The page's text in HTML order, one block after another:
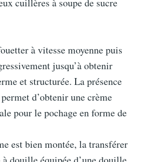
à vitesse moyenne puis
jusqu’à obtenir
et structurée. La présence
d’obtenir une crème
pour le pochage en forme de
est bien montée, la transférer